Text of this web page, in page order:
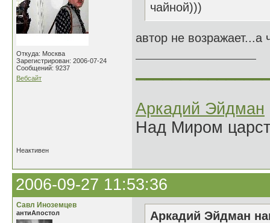
Откуда: Москва
Зарегистрирован: 2006-07-24
Сообщений: 9237
Вебсайт
чайной)))
автор не возражает...а
Аркадий Эйдман
Над Миром
Неактивен
2006-09-27 11:53:36
Савл Иноземцев
антиАпостол
Аркадий Эйдман